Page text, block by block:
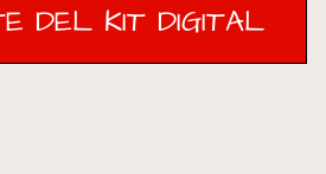
DEL KIT DIGITAL
DEL KIT DIGITAL